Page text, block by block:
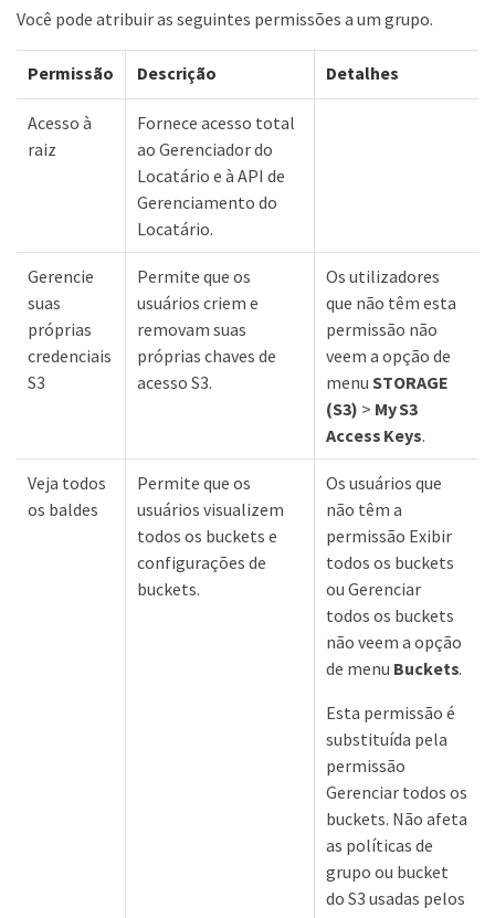
Você pode atribuir as seguintes permissões a um grupo.
Permissão Descrição Detalhes
Acesso à
raiz
Fornece acesso total
ao Gerenciador do
Locatário e à API de
Gerenciamento do
Locatário.
Gerencie
suas
próprias
credenciais
S3
Permite que os
usuários criem e
removam suas
próprias chaves de
acesso S3.
Os utilizadores
que não têm esta
permissão não
veem a opção de
menu STORAGE
(S3) > My S3
Access Keys.
Veja todos
os baldes
Permite que os
usuários visualizem
todos os buckets e
configurações de
buckets.
Os usuários que
não têm a
permissão Exibir
todos os buckets
ou Gerenciar
todos os buckets
não veem a opção
de menu Buckets.
Esta permissão é
substituída pela
permissão
Gerenciar todos os
buckets. Não afeta
as políticas de
grupo ou bucket
do S3 usadas pelos